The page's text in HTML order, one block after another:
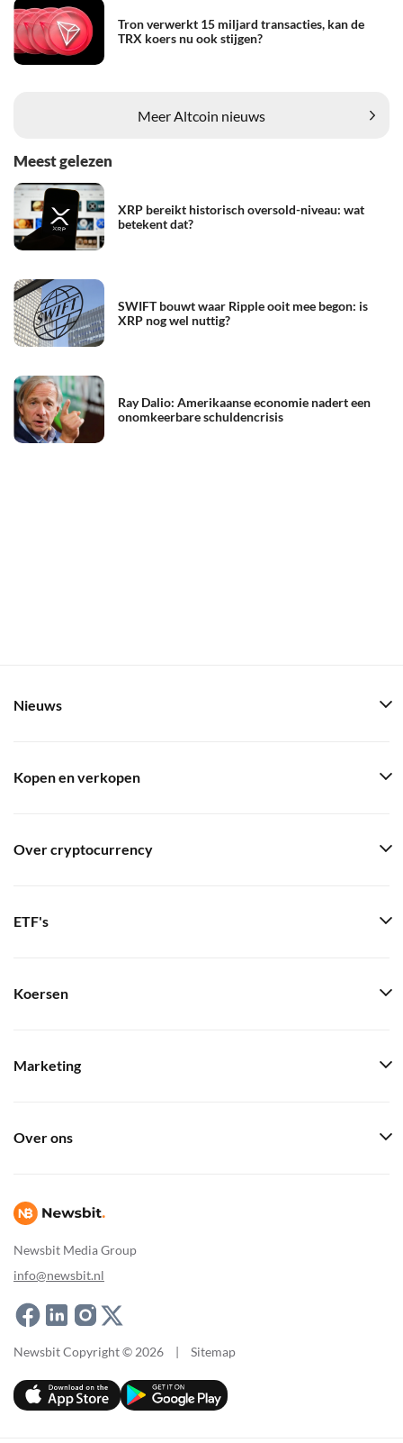
Tron verwerkt 15 miljard transacties, kan de
TRX koers nu ook stijgen?
Meer Altcoin nieuws
Meest gelezen
XRP bereikt historisch oversold-niveau: wat
betekent dat?
SWIFT bouwt waar Ripple ooit mee begon: is
XRP nog wel nuttig?
Ray Dalio: Amerikaanse economie nadert een
onomkeerbare schuldencrisis
Newsbit Media Group
info@newsbit.nl
Nieuws
Kopen en verkopen
Over cryptocurrency
ETF's
Koersen
Marketing
Over ons
Newsbit Copyright © 2026 | Sitemap